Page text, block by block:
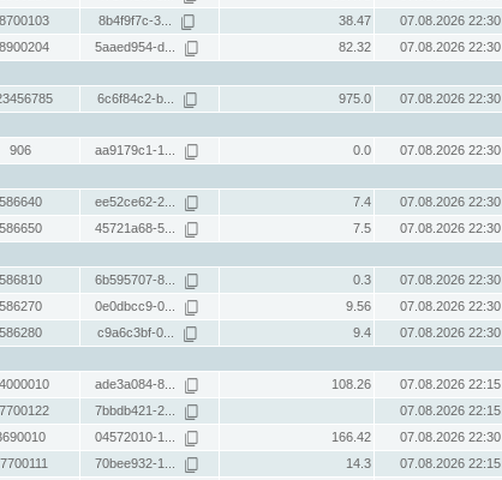
8b4f9f7c-3... 38.47
07.08.2026 22:30
5aaed954-d... 82.32
07.08.2026 22:30
6c6f84c2-b... 975.0
07.08.2026 22:30
906 aa9179c1-1... 0.0
07.08.2026 22:30
586640 ee52ce62-2... 7.4
07.08.2026 22:30
586650 45721a68-5... 7.5
07.08.2026 22:30
586810 6b595707-8... 0.3
07.08.2026 22:30
586270 0e0dbcc9-0... 9.56
07.08.2026 22:30
586280 c9a6c3bf-0... 9.4
07.08.2026 22:30
ade3a084-8... 108.26
07.08.2026 22:15
7bbdb421-2...
07.08.2026 22:15
04572010-1... 166.42
07.08.2026 22:30
70bee932-1... 14.3
07.08.2026 22:15